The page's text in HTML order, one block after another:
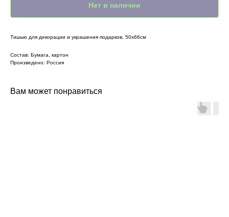
Нет в наличии
Тишью для декорации и украшения подарков, 50х66см
Состав: Бумага, картон
Произведено: Россия
Вам может понравиться